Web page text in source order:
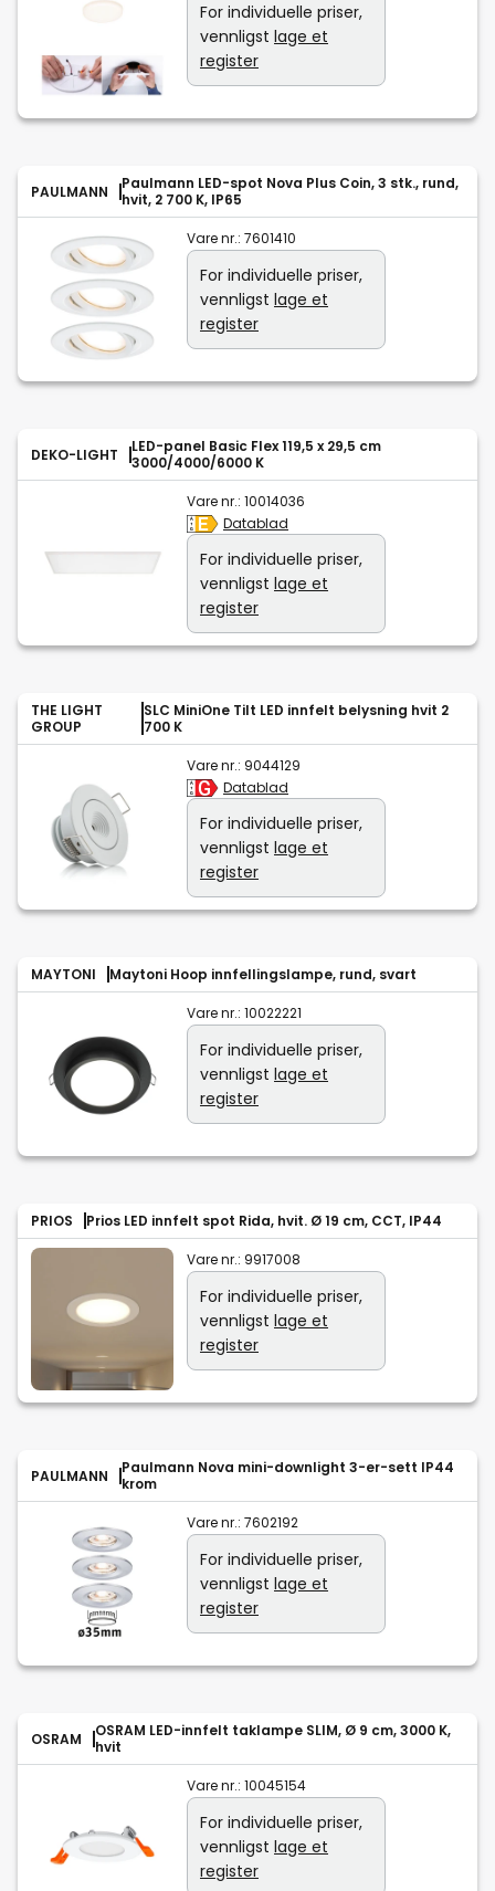
For individuelle priser,
vennligst lage et
register
PAULMANN
Paulmann LED-spot Nova Plus Coin, 3 stk., rund,
hvit, 2 700 K, IP65
Vare nr.: 7601410
For individuelle priser,
vennligst lage et
register
DEKO-LIGHT
LED-panel Basic Flex 119,5 x 29,5 cm
3000/4000/6000 K
Vare nr.: 10014036
Datablad
For individuelle priser,
vennligst lage et
register
THE LIGHT
GROUP
SLC MiniOne Tilt LED innfelt belysning hvit 2
700 K
Vare nr.: 9044129
Datablad
For individuelle priser,
vennligst lage et
register
MAYTONI Maytoni Hoop innfellingslampe, rund, svart
Vare nr.: 10022221
For individuelle priser,
vennligst lage et
register
PRIOS Prios LED innfelt spot Rida, hvit. Ø 19 cm, CCT, IP44
Vare nr.: 9917008
For individuelle priser,
vennligst lage et
register
PAULMANN
Paulmann Nova mini-downlight 3-er-sett IP44
krom
Vare nr.: 7602192
For individuelle priser,
vennligst lage et
register
OSRAM
OSRAM LED-innfelt taklampe SLIM, Ø 9 cm, 3000 K,
hvit
Vare nr.: 10045154
For individuelle priser,
vennligst lage et
register